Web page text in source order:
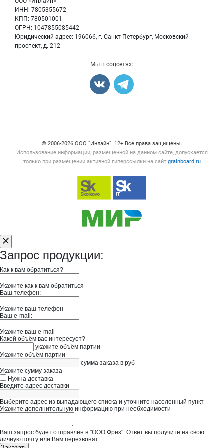
ИНН: 7805355672
КПП: 780501001
ОГРН: 1047855085442
Юридический адрес: 196066, г. Санкт-Петербург, Московский
проспект, д. 212
Мы в соцсетях:
© 2006‑2026 ООО “Инлайн”. 12+ Все права защищены.
Использование информации, размещенной на данном сайте, допускается
только при размещении активной гиперссылки на сайт grainboard.ru
Запрос продукции:
Как к вам обратиться?
Укажите как к вам обратиться
Ваш телефон:
Укажите ваш телефон
Ваш e-mail:
Укажите ваш e-mail
Какой объём вас интересует?
укажите объём партии
Укажите объём партии
сумма заказа в руб
Укажите сумму заказа
Нужна доставка
Введите адрес доставки
Выберите адрес из выпадающего списка и уточните населенный пункт
Укажите дополнительную информацию при необходимости
Ваш запрос будет отправлен в "ООО Фрез". Ответ вы получите на свою
личную почту или Вам перезвонят.